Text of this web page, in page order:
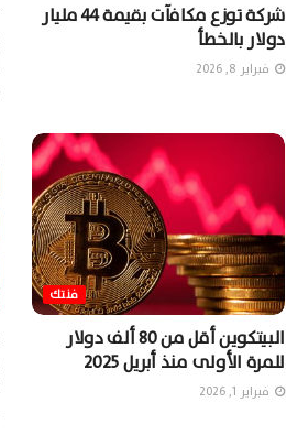
شركة توزع مكافآت بقيمة 44 مليار
دولار بالخطأ
فبراير 8, 2026
فنتك
البيتكوين أقل من 80 ألف دولار
للمرة الأولى منذ أبريل 2025
فبراير 1, 2026